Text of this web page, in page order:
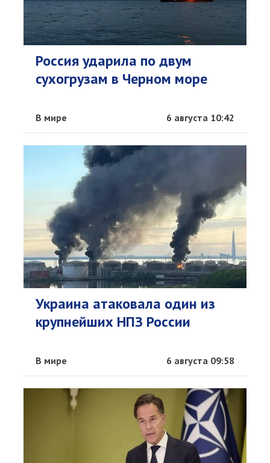
Россия ударила по двум
сухогрузам в Черном море
В мире 6 августа 10:42
Украина атаковала один из
крупнейших НПЗ России
В мире 6 августа 09:58